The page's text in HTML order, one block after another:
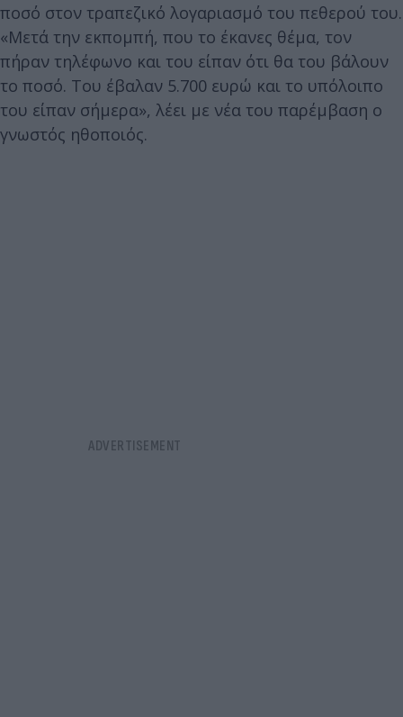
ποσό στον τραπεζικό λογαριασμό του πεθερού του.
«Μετά την εκπομπή, που το έκανες θέμα, τον
πήραν τηλέφωνο και του είπαν ότι θα του βάλουν
το ποσό. Του έβαλαν 5.700 ευρώ και το υπόλοιπο
του είπαν σήμερα», λέει με νέα του παρέμβαση ο
γνωστός ηθοποιός.